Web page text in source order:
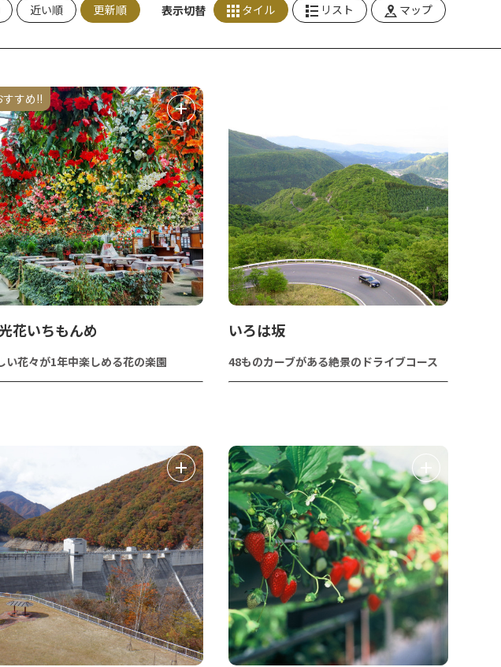
近い順 更新順 表示切替 タイル リスト マップ
すすめ!!
花いちもんめ
い花々が1年中楽しめる花の楽園
いろは坂
48ものカーブがある絶景のドライブコース